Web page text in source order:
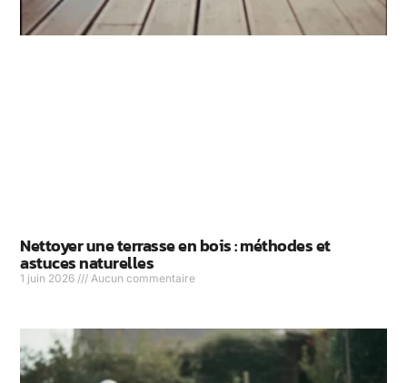
Nettoyer une terrasse en bois : méthodes et
astuces naturelles
1 juin 2026 Aucun commentaire